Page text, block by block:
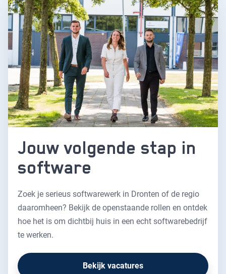
Jouw volgende stap in
software
Zoek je serieus softwarewerk in Dronten of de regio
daaromheen? Bekijk de openstaande rollen en ontdek
hoe het is om dichtbij huis in een echt softwarebedrijf
te werken.
Bekijk vacatures